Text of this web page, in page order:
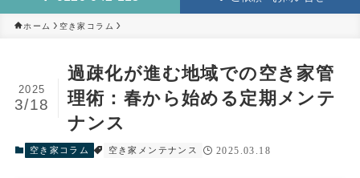
ホーム 空き家コラム
過疎化が進む地域での空き家管
理術：春から始める定期メンテ
ナンス
2025
3/18
空き家コラム 空き家メンテナンス 2025.03.18